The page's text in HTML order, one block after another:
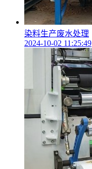
染料生产废水处理
2024-10-02 11:25:49